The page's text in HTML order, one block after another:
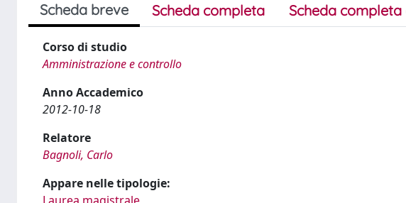
Scheda breve Scheda completa Scheda completa
Corso di studio
Amministrazione e controllo
Anno Accademico
2012-10-18
Relatore
Bagnoli, Carlo
Appare nelle tipologie: